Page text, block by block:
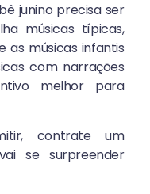
junino precisa ser
músicas típicas,
as músicas infantis
com narrações
melhor para
contrate um
se surpreender